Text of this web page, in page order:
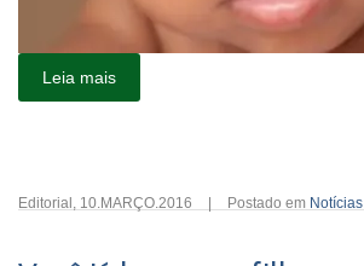
Leia mais
Editorial , 10.MARÇO.2016 Postado em Notícias